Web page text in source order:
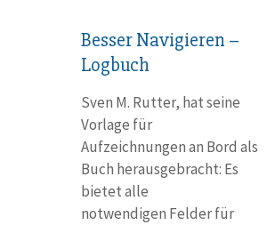
Besser Navigieren –
Logbuch
Sven M. Rutter, hat seine
Vorlage für
Aufzeichnungen an Bord als
Buch herausgebracht: Es
bietet alle
notwendigen Felder für